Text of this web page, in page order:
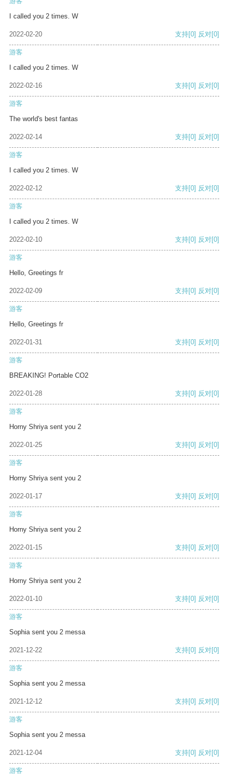
I called you 2 times. W
2022-02-20 支持[0] 反对[0]
游客
I called you 2 times. W
2022-02-16 支持[0] 反对[0]
游客
The world's best fantas
2022-02-14 支持[0] 反对[0]
游客
I called you 2 times. W
2022-02-12 支持[0] 反对[0]
游客
I called you 2 times. W
2022-02-10 支持[0] 反对[0]
游客
Hello, Greetings fr
2022-02-09 支持[0] 反对[0]
游客
Hello, Greetings fr
2022-01-31 支持[0] 反对[0]
游客
BREAKING! Portable CO2
2022-01-28 支持[0] 反对[0]
游客
Horny Shriya sent you 2
2022-01-25 支持[0] 反对[0]
游客
Horny Shriya sent you 2
2022-01-17 支持[0] 反对[0]
游客
Horny Shriya sent you 2
2022-01-15 支持[0] 反对[0]
游客
Horny Shriya sent you 2
2022-01-10 支持[0] 反对[0]
游客
Sophia sent you 2 messa
2021-12-22 支持[0] 反对[0]
游客
Sophia sent you 2 messa
2021-12-12 支持[0] 反对[0]
游客
Sophia sent you 2 messa
2021-12-04 支持[0] 反对[0]
游客